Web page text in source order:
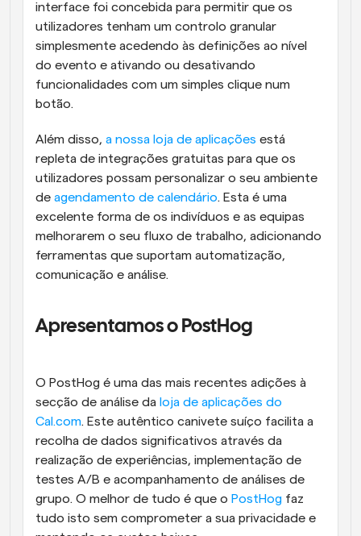
interface foi concebida para permitir que os
utilizadores tenham um controlo granular
simplesmente acedendo às definições ao nível
do evento e ativando ou desativando
funcionalidades com um simples clique num
botão.
Além disso, a nossa loja de aplicações está
repleta de integrações gratuitas para que os
utilizadores possam personalizar o seu ambiente
de agendamento de calendário. Esta é uma
excelente forma de os indivíduos e as equipas
melhorarem o seu fluxo de trabalho, adicionando
ferramentas que suportam automatização,
comunicação e análise.
Apresentamos o PostHog
O PostHog é uma das mais recentes adições à
secção de análise da loja de aplicações do
Cal.com. Este autêntico canivete suíço facilita a
recolha de dados significativos através da
realização de experiências, implementação de
testes A/B e acompanhamento de análises de
grupo. O melhor de tudo é que o PostHog faz
tudo isto sem comprometer a sua privacidade e